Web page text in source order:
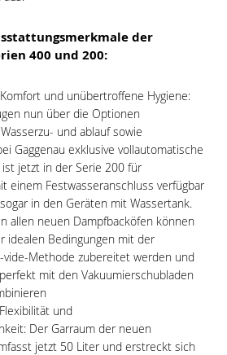
der
400 und 200:
und unübertroffene Hygiene:
nun über die Optionen
und ablauf sowie
Gaggenau exklusive vollautomatische
ist jetzt in der Serie 200 für
einem Festwasseranschluss verfügbar
in den Geräten mit Wassertank.
allen neuen Dampfbacköfen können
idealen Bedingungen mit der
vide-Methode zubereitet werden und
mit den Vakuumierschubladen
und
Der Garraum der neuen
jetzt 50 Liter und erstreckt sich